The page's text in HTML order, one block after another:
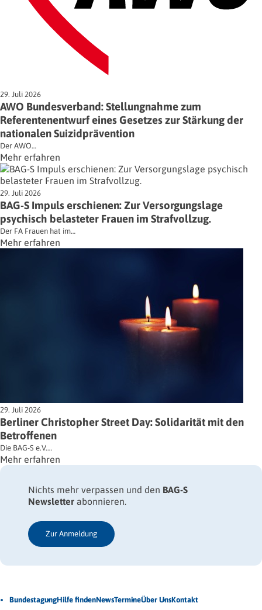
29. Juli 2026
AWO Bundesverband: Stellungnahme zum
Referentenentwurf eines Gesetzes zur Stärkung der
nationalen Suizidprävention
Der AWO…
Mehr erfahren
29. Juli 2026
BAG-S Impuls erschienen: Zur Versorgungslage
psychisch belasteter Frauen im Strafvollzug.
Der FA Frauen hat im…
Mehr erfahren
29. Juli 2026
Berliner Christopher Street Day: Solidarität mit den
Betroffenen
Die BAG-S e.V.…
Mehr erfahren
Nichts mehr verpassen und den BAG-S
Newsletter abonnieren.
Zur Anmeldung
BundestagungHilfe findenNewsTermineÜber UnsKontakt